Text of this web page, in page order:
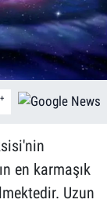
+
en karmaşık
Uzun